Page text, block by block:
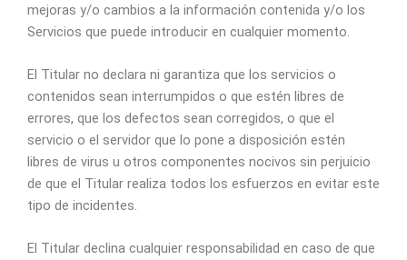
mejoras y/o cambios a la información contenida y/o los
Servicios que puede introducir en cualquier momento.
El Titular no declara ni garantiza que los servicios o
contenidos sean interrumpidos o que estén libres de
errores, que los defectos sean corregidos, o que el
servicio o el servidor que lo pone a disposición estén
libres de virus u otros componentes nocivos sin perjuicio
de que el Titular realiza todos los esfuerzos en evitar este
tipo de incidentes.
El Titular declina cualquier responsabilidad en caso de que